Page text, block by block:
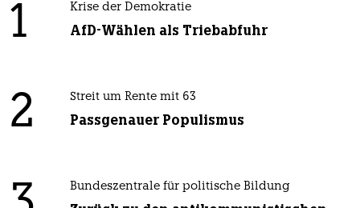
1 Krise der Demokratie
AfD-Wählen als Triebabfuhr
2 Streit um Rente mit 63
Passgenauer Populismus
Bundeszentrale für politische Bildung